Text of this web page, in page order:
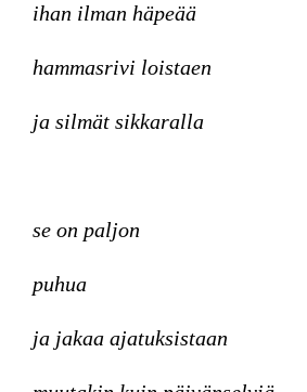
ihan ilman häpeää
hammasrivi loistaen
ja silmät sikkaralla
se on paljon
puhua
ja jakaa ajatuksistaan